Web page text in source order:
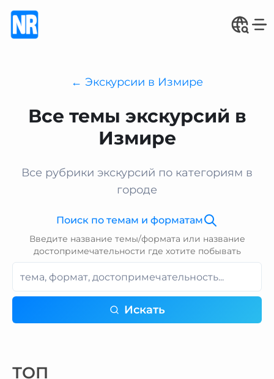
← Экскурсии в Измире
Все темы экскурсий в
Измире
Все рубрики экскурсий по категориям в
городе
Поиск по темам и форматам
Введите название темы/формата или название
достопримечательности где хотите побывать
Искать
ТОП